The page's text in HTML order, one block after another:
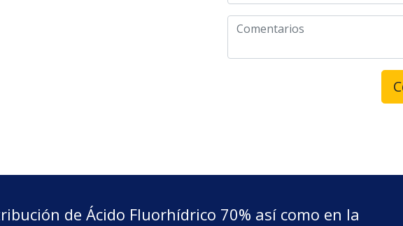
de Ácido Fluorhídrico 70% así como en la